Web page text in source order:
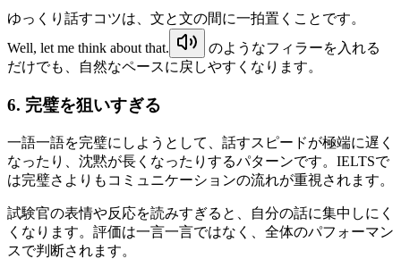
ゆっくり話すコツは、文と文の間に一拍置くことです。
Well, let me think about that.
のようなフィラーを入れる
だけでも、自然なペースに戻しやすくなります。
6. 完璧を狙いすぎる
一語一語を完璧にしようとして、話すスピードが極端に遅く
なったり、沈黙が長くなったりするパターンです。IELTSで
は完璧さよりもコミュニケーションの流れが重視されます。
試験官の表情や反応を読みすぎると、自分の話に集中しにく
くなります。評価は一言一言ではなく、全体のパフォーマン
スで判断されます。